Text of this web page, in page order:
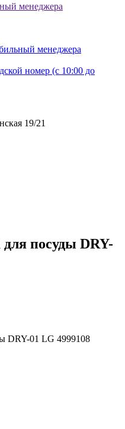
менеджера
менеджера
номер (с 10:00 до
19/21
посуды DRY-
DRY-01 LG 4999108